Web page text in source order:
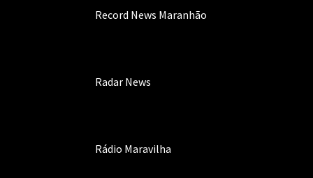
Record News Maranhão
Radar News
Rádio Maravilha